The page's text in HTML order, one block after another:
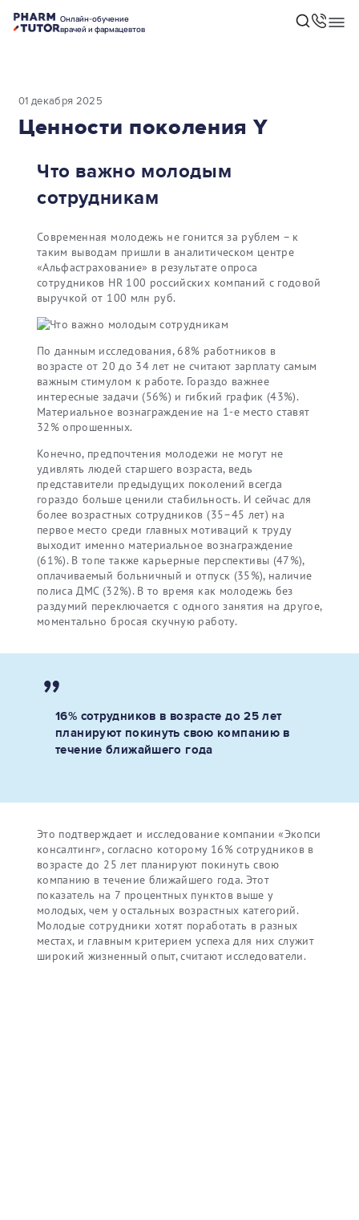
Онлайн-обучение
врачей и фармацевтов
01 декабря 2025
Ценности поколения Y
Что важно молодым
сотрудникам
Современная молодежь не гонится за рублем – к
таким выводам пришли в аналитическом центре
«Альфастрахование» в результате опроса
сотрудников HR 100 российских компаний с годовой
выручкой от 100 млн руб.
По данным исследования, 68% работников в
возрасте от 20 до 34 лет не считают зарплату самым
важным стимулом к работе. Гораздо важнее
интересные задачи (56%) и гибкий график (43%).
Материальное вознаграждение на 1-е место ставят
32% опрошенных.
Конечно, предпочтения молодежи не могут не
удивлять людей старшего возраста, ведь
представители предыдущих поколений всегда
гораздо больше ценили стабильность. И сейчас для
более возрастных сотрудников (35–45 лет) на
первое место среди главных мотиваций к труду
выходит именно материальное вознаграждение
(61%). В топе также карьерные перспективы (47%),
оплачиваемый больничный и отпуск (35%), наличие
полиса ДМС (32%). В то время как молодежь без
раздумий переключается с одного занятия на другое,
моментально бросая скучную работу.
16% сотрудников в возрасте до 25 лет
планируют покинуть свою компанию в
течение ближайшего года
Это подтверждает и исследование компании «Экопси
консалтинг», согласно которому 16% сотрудников в
возрасте до 25 лет планируют покинуть свою
компанию в течение ближайшего года. Этот
показатель на 7 процентных пунктов выше у
молодых, чем у остальных возрастных категорий.
Молодые сотрудники хотят поработать в разных
местах, и главным критерием успеха для них служит
широкий жизненный опыт, считают исследователи.